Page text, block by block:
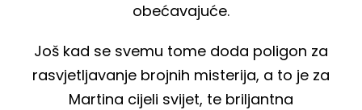
obećavajuće.
Još kad se svemu tome doda poligon za
rasvjetljavanje brojnih misterija, a to je za
Martina cijeli svijet, te briljantna